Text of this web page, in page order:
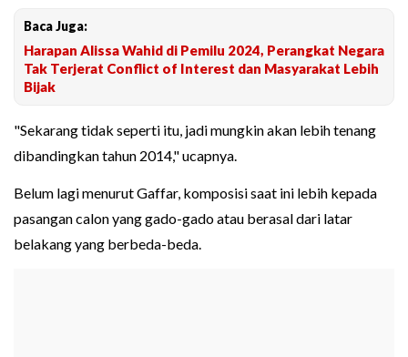
Baca Juga:
Harapan Alissa Wahid di Pemilu 2024, Perangkat Negara
Tak Terjerat Conflict of Interest dan Masyarakat Lebih
Bijak
"Sekarang tidak seperti itu, jadi mungkin akan lebih tenang
dibandingkan tahun 2014," ucapnya.
Belum lagi menurut Gaffar, komposisi saat ini lebih kepada
pasangan calon yang gado-gado atau berasal dari latar
belakang yang berbeda-beda.